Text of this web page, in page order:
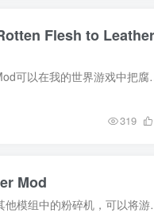
Flesh to Leather
MOD介绍 腐肉换皮革 Just Another Rotten Flesh
319
Mod
MOD介绍 简易研磨机 Simple Grinder